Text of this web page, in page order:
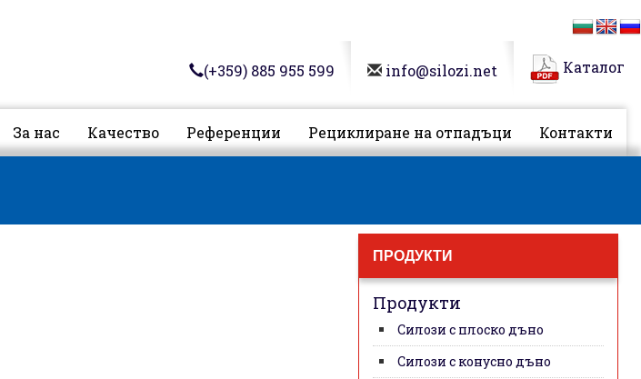
(+359) 885 955 599 info@silozi.net Каталог
За нас Качество Референции Рециклиране на отпадъци Контакти
ПРОДУКТИ
Продукти
Силози с плоско дъно
Силози с конусно дъно